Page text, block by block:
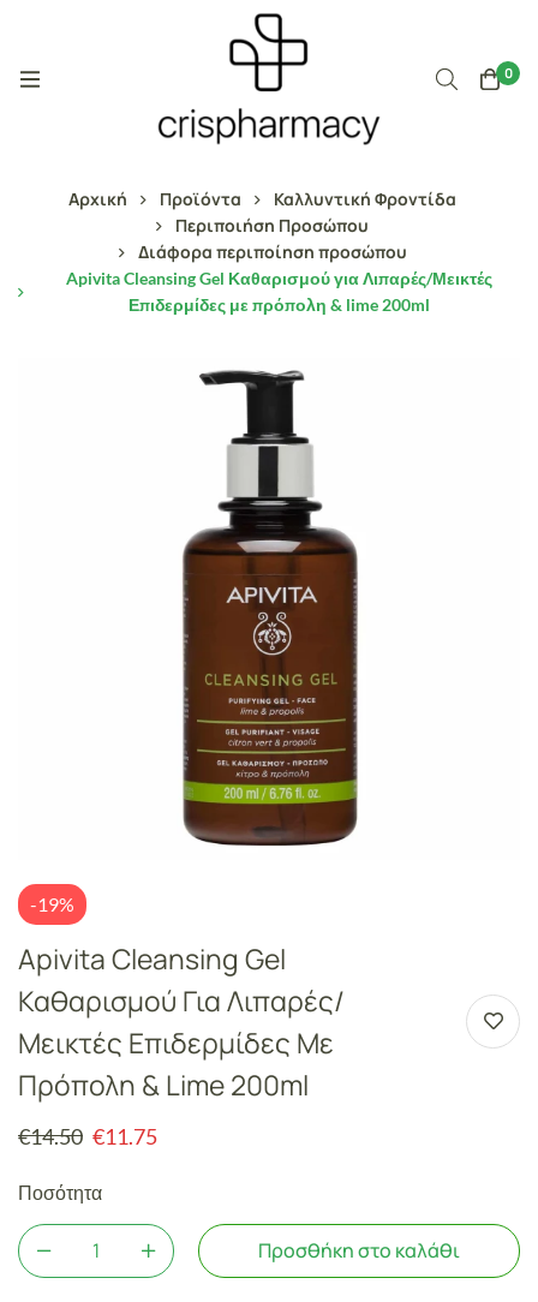
0
Αρχική Προϊόντα
Καλλυντική Φροντίδα
Περιποιήση Προσώπου
Διάφορα περιποίηση προσώπου
Apivita Cleansing Gel Καθαρισμού για Λιπαρές/Μεικτές
Επιδερμίδες με πρόπολη & lime 200ml
-19%
Apivita Cleansing Gel
Καθαρισμού Για Λιπαρές/
Μεικτές Επιδερμίδες Με
Πρόπολη & Lime 200ml
€14.50 €11.75
Ποσότητα
Προσθήκη στο καλάθι